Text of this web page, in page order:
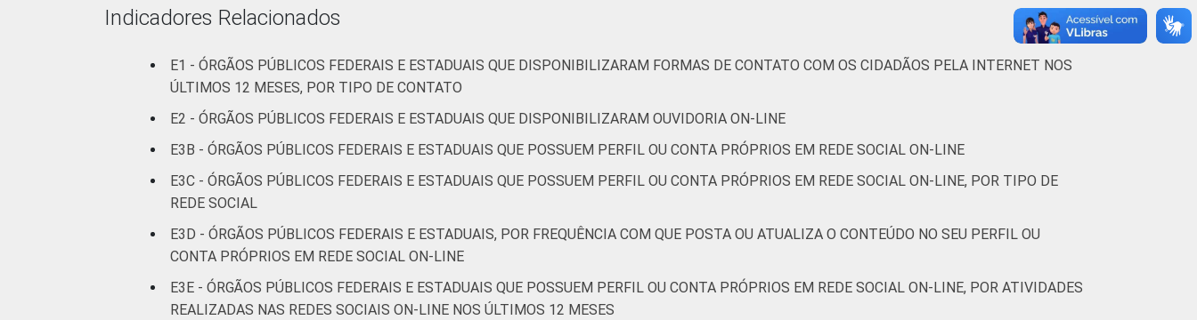
Indicadores Relacionados
E1 - ÓRGÃOS PÚBLICOS FEDERAIS E ESTADUAIS QUE DISPONIBILIZARAM FORMAS DE CONTATO COM OS CIDADÃOS PELA INTERNET NOS
ÚLTIMOS 12 MESES, POR TIPO DE CONTATO
E2 - ÓRGÃOS PÚBLICOS FEDERAIS E ESTADUAIS QUE DISPONIBILIZARAM OUVIDORIA ON-LINE
E3B - ÓRGÃOS PÚBLICOS FEDERAIS E ESTADUAIS QUE POSSUEM PERFIL OU CONTA PRÓPRIOS EM REDE SOCIAL ON-LINE
E3C - ÓRGÃOS PÚBLICOS FEDERAIS E ESTADUAIS QUE POSSUEM PERFIL OU CONTA PRÓPRIOS EM REDE SOCIAL ON-LINE, POR TIPO DE
REDE SOCIAL
E3D - ÓRGÃOS PÚBLICOS FEDERAIS E ESTADUAIS, POR FREQUÊNCIA COM QUE POSTA OU ATUALIZA O CONTEÚDO NO SEU PERFIL OU
CONTA PRÓPRIOS EM REDE SOCIAL ON-LINE
E3E - ÓRGÃOS PÚBLICOS FEDERAIS E ESTADUAIS QUE POSSUEM PERFIL OU CONTA PRÓPRIOS EM REDE SOCIAL ON-LINE, POR ATIVIDADES
REALIZADAS NAS REDES SOCIAIS ON-LINE NOS ÚLTIMOS 12 MESES